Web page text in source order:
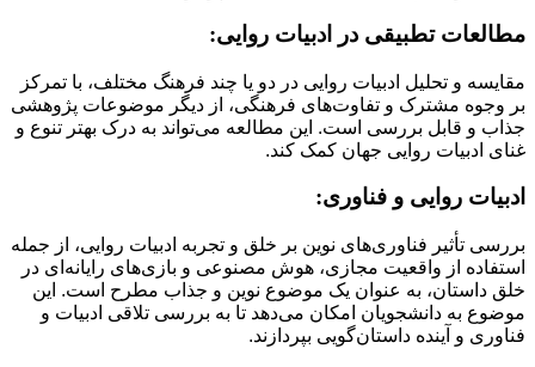
مطالعات تطبیقی در ادبیات روایی:
مقایسه و تحلیل ادبیات روایی در دو یا چند فرهنگ مختلف، با تمرکز
بر وجوه مشترک و تفاوت‌های فرهنگی، از دیگر موضوعات پژوهشی
جذاب و قابل بررسی است. این مطالعه می‌تواند به درک بهتر تنوع و
غنای ادبیات روایی جهان کمک کند.
ادبیات روایی و فناوری:
بررسی تأثیر فناوری‌های نوین بر خلق و تجربه ادبیات روایی، از جمله
استفاده از واقعیت مجازی، هوش مصنوعی و بازی‌های رایانه‌ای در
خلق داستان، به عنوان یک موضوع نوین و جذاب مطرح است. این
موضوع به دانشجویان امکان می‌دهد تا به بررسی تلاقی ادبیات و
فناوری و آینده داستان‌گویی بپردازند.